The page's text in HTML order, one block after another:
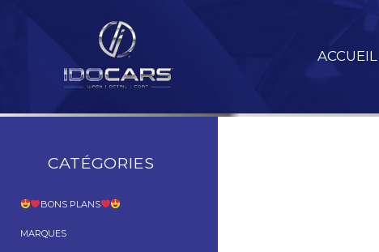
ACCUEIL
CATÉGORIES
BONS PLANS
MARQUES